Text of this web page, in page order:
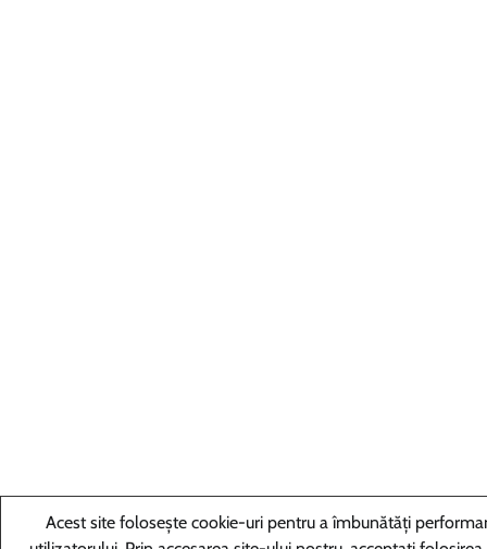
Acest site folosește cookie-uri pentru a îmbunătăți